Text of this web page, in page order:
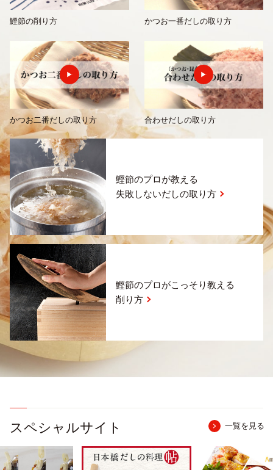
鰹節の削り方 かつお一番だしの取り方
かつお二番だしの取り方 合わせだしの取り方
鰹節のプロが教える
失敗しないだしの取り方
鰹節のプロがこっそり教える
削り方
スペシャルサイト 一覧を見る